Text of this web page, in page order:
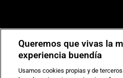
Compromiso de seguridad en pagos
Queremos que vivas la
experiencia buendía
Usamos cookies propias y de